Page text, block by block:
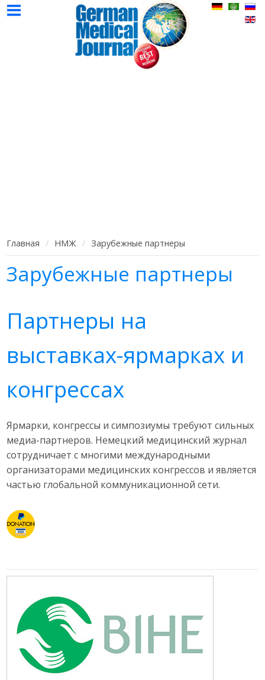
НМЖ Выпуски
НМЖ
Авторы
НМЖ
Реклама
Главная НМЖ Зарубежные партнеры
Зарубежные партнеры
Партнеры на
выставках-ярмарках и
конгрессах
Ярмарки, конгрессы и симпозиумы требуют сильных
медиа-партнеров. Немецкий медицинский журнал
сотрудничает с многими международными
организаторами медицинских конгрессов и является
частью глобальной коммуникационной сети.